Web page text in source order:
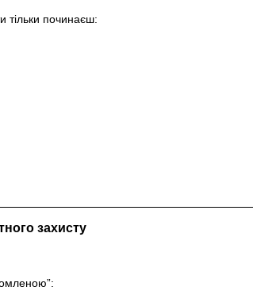
тільки починаєш:
захисту